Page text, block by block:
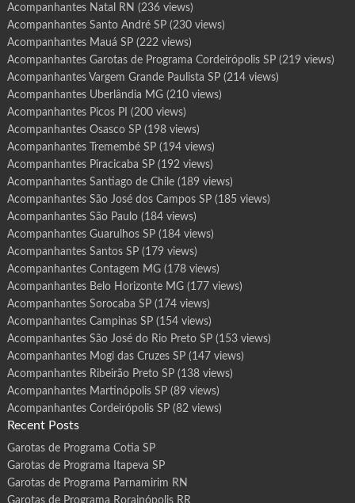
Acompanhantes Natal RN (236 views)
Acompanhantes Santo André SP(230 views)
Acompanhantes Mauá SP(222 views)
Acompanhantes Garotas de Programa Cordeirópolis SP(219 views)
Acompanhantes Vargem Grande Paulista SP(214 views)
Acompanhantes Uberlândia MG(210 views)
Acompanhantes Picos PI (200 views)
Acompanhantes Osasco SP(198 views)
Acompanhantes Tremembé SP(194 views)
Acompanhantes Piracicaba SP(192 views)
Acompanhantes Santiago de Chile(189 views)
Acompanhantes São José dos Campos SP(185 views)
Acompanhantes São Paulo(184 views)
Acompanhantes Guarulhos SP(184 views)
Acompanhantes Santos SP(179 views)
Acompanhantes Contagem MG(178 views)
Acompanhantes Belo Horizonte MG(177 views)
Acompanhantes Sorocaba SP(174 views)
Acompanhantes Campinas SP(154 views)
Acompanhantes São José do Rio Preto SP(153 views)
Acompanhantes Mogi das Cruzes SP(147 views)
Acompanhantes Ribeirão Preto SP(138 views)
Acompanhantes Martinópolis SP(89 views)
Acompanhantes Cordeirópolis SP(82 views)
Recent Posts
Garotas de Programa Cotia SP
Garotas de Programa Itapeva SP
Garotas de Programa Parnamirim RN